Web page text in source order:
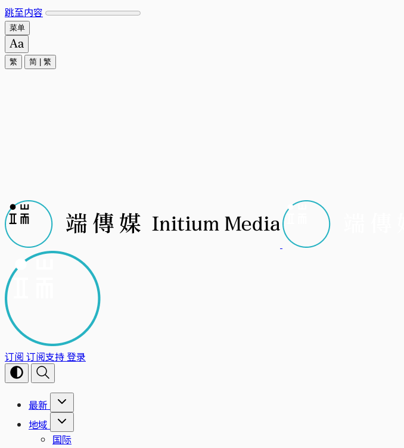
跳至内容
菜单
繁 简 繁
订阅 订阅支持登录
最新
地域
国际